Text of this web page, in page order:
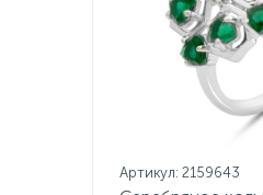
Артикул: 2159643